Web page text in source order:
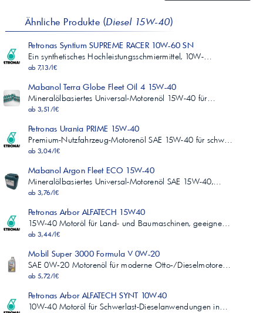
Ähnliche Produkte (Diesel 15W-40)
Petronas Syntium SUPREME RACER 10W-60 SN
Ein synthetisches Hochleistungsschmiermittel, 10W-…
ab 7,13/l€
Mabanol Terra Globe Fleet Oil 4 15W-40
Mineralölbasiertes Universal-Motorenöl 15W-40 für…
ab 3,51/l€
Petronas Urania PRIME 15W-40
Premium-Nutzfahrzeug-Motorenöl SAE 15W-40 für schw…
ab 3,04/l€
Mabanol Argon Fleet ECO 15W-40
Mineralölbasiertes Universal-Motorenöl SAE 15W-40,…
ab 3,76/l€
Petronas Arbor ALFATECH 15W40
15W-40 Motoröl für Land- und Baumaschinen, geeigne…
ab 3,44/l€
Mobil Super 3000 Formula V 0W-20
SAE 0W‑20 Motorenöl für moderne Otto‑/Dieselmotore…
ab 5,72/l€
Petronas Arbor ALFATECH SYNT 10W40
10W-40 Motoröl für Schwerlast-Dieselanwendungen in…